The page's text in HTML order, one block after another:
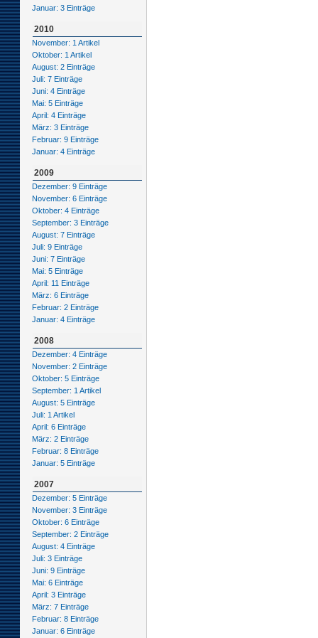
Januar: 3 Einträge
2010
November: 1 Artikel
Oktober: 1 Artikel
August: 2 Einträge
Juli: 7 Einträge
Juni: 4 Einträge
Mai: 5 Einträge
April: 4 Einträge
März: 3 Einträge
Februar: 9 Einträge
Januar: 4 Einträge
2009
Dezember: 9 Einträge
November: 6 Einträge
Oktober: 4 Einträge
September: 3 Einträge
August: 7 Einträge
Juli: 9 Einträge
Juni: 7 Einträge
Mai: 5 Einträge
April: 11 Einträge
März: 6 Einträge
Februar: 2 Einträge
Januar: 4 Einträge
2008
Dezember: 4 Einträge
November: 2 Einträge
Oktober: 5 Einträge
September: 1 Artikel
August: 5 Einträge
Juli: 1 Artikel
April: 6 Einträge
März: 2 Einträge
Februar: 8 Einträge
Januar: 5 Einträge
2007
Dezember: 5 Einträge
November: 3 Einträge
Oktober: 6 Einträge
September: 2 Einträge
August: 4 Einträge
Juli: 3 Einträge
Juni: 9 Einträge
Mai: 6 Einträge
April: 3 Einträge
März: 7 Einträge
Februar: 8 Einträge
Januar: 6 Einträge